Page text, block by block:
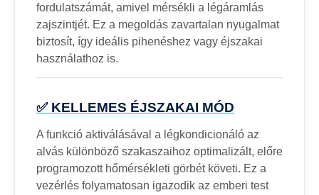
fordulatszámát, amivel mérsékli a légáramlás
zajszintjét. Ez a megoldás zavartalan nyugalmat
biztosít, így ideális pihenéshez vagy éjszakai
használathoz is.
✅ KELLEMES ÉJSZAKAI MÓD
A funkció aktiválásával a légkondicionáló az
alvás különböző szakaszaihoz optimalizált, előre
programozott hőmérsékleti görbét követi. Ez a
vezérlés folyamatosan igazodik az emberi test